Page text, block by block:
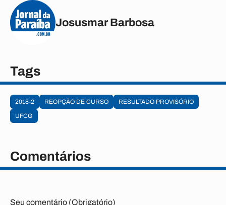
Josusmar Barbosa
Tags
2018-2 REOPÇÃO DE CURSO
RESULTADO PROVISÓRIO
UFCG
Comentários
Seu comentário (Obrigatório)